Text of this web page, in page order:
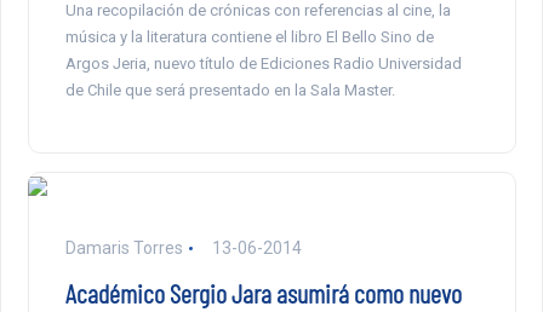
Una recopilación de crónicas con referencias al cine, la
música y la literatura contiene el libro El Bello Sino de
Argos Jeria, nuevo título de Ediciones Radio Universidad
de Chile que será presentado en la Sala Master.
Damaris Torres 13-06-2014
Académico Sergio Jara asumirá como nuevo